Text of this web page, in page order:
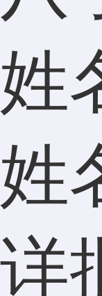
姓
姓
详